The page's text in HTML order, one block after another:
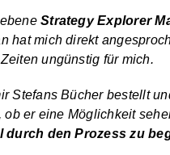
Strategy Explorer
hat mich direkt
ungünstig für mich.
Stefans Bücher bestellt
ob er eine Möglichkeit
durch den Prozess zu